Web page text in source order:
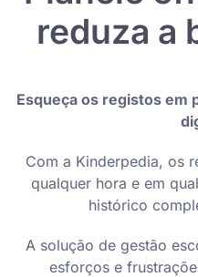
reduza a
Esqueça os registos em
Com a Kinderpedia, os
qualquer hora e em
histórico
A solução de gestão
esforços e